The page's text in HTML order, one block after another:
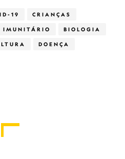
19 CRIANÇAS
IMUNITÁRIO BIOLOGIA
DOENÇA